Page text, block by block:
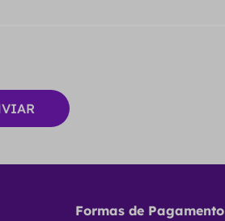
Formas de Pagamento